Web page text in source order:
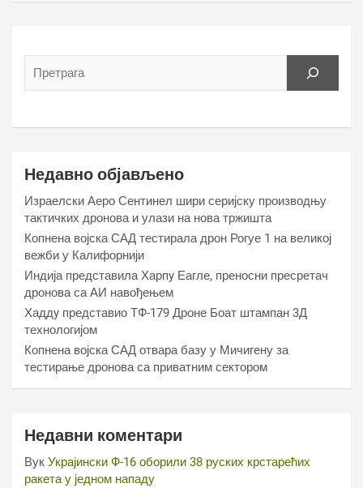
Недавно објављено
Израелски Аеро Сентинел шири серијску производњу
тактичких дронова и улази на нова тржишта
Копнена војска САД тестирала дрон Рогуе 1 на великој
вежби у Калифорнији
Индија представила Харпy Еагле, преносни пресретач
дронова са АИ навођењем
Хаддy представио ТФ-179 Дроне Боат штампан 3Д
технологијом
Копнена војска САД отвара базу у Мичигену за
тестирање дронова са приватним сектором
Недавни коментари
Вук Украјински Ф-16 оборили 38 руских крстарећих
ракета у једном нападу